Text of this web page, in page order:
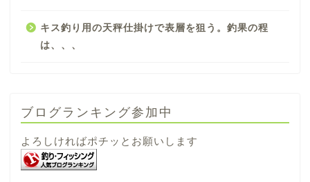
キス釣り用の天秤仕掛けで表層を狙う。釣果の程
は、、、
ブログランキング参加中
よろしければポチッとお願いします